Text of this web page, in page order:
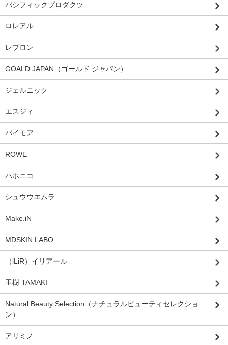
パシフィックプロダクツ
ロレアル
レブロン
GOALD JAPAN（ゴールド ジャパン）
ジェルニック
エスジィ
パイモア
ROWE
ハホニコ
シュウウエムラ
Make.iN
MDSKIN LABO
（iLiR）イリアール
玉樹 TAMAKI
Natural Beauty Selection（ナチュラルビューティセレクショ
ン）
アリミノ